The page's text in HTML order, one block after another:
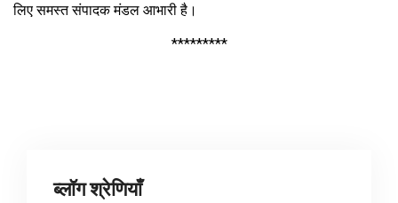
लिए समस्त संपादक मंडल आभारी है।
*********
ब्लॉग श्रेणियाँ